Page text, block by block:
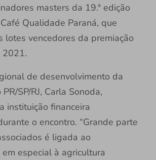
masters da 19.ª edição
Qualidade Paraná, que
lotes vencedores da premiação
2021.
de desenvolvimento da
SP/RJ, Carla Sonoda,
instituição financeira
o encontro. “Grande parte
é ligada ao
especial à agricultura